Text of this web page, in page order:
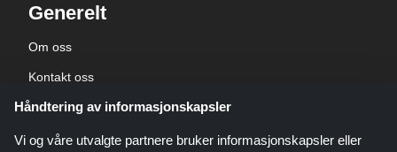
Generelt
Om oss
Kontakt oss
Bedriftsinformasjon
personvernerklæring
Håndtering av informasjonskapsler
Vi og våre utvalgte partnere bruker informasjonskapsler eller